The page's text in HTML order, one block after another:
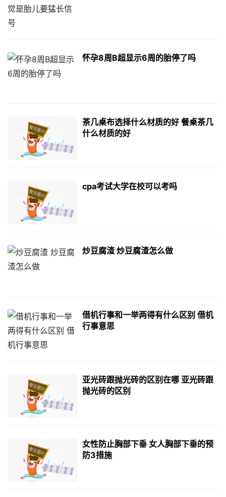
怀孕8周B超显示6周的胎停了吗
茶几桌布选择什么材质的好 餐桌茶几
什么材质的好
cpa考试大学在校可以考吗
炒豆腐渣 炒豆腐渣怎么做
借机行事和一举两得有什么区别 借机
行事意思
亚光砖跟抛光砖的区别在哪 亚光砖跟
抛光砖的区别
女性防止胸部下垂 女人胸部下垂的预
防3措施